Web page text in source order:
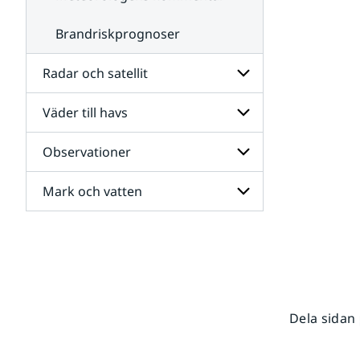
Brandriskprognoser
Radar och satellit
Undersidor
för
Radar
och
satellit
Väder till havs
Undersidor
för
Väder
till
havs
Observationer
Undersidor
för
Mark och vatten
Dela sidan